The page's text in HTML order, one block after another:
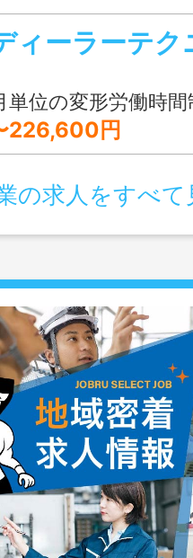
も歓迎します♪
休日・始業終業時刻は勤務表により決定し、週平均の
226,600円
の求人をすべて